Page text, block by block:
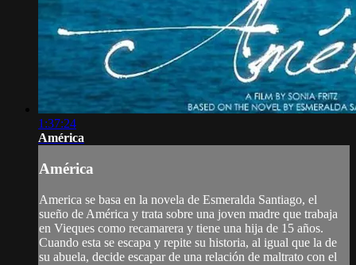
1:37:24
América
América
America se basa en la novela de Esmeralda Santiago, el
sueño de América y trata sobre una joven madre que trabaja
en Vieques como recamarera y tiene una hija de 15 años.
Cuando esta se escapa y repite su historia, al igual que la de
su abuela, decide escapar de una relación de maltrato con el